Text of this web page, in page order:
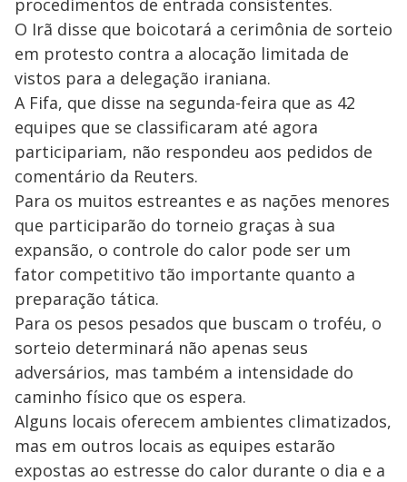
O Irã disse que boicotará a cerimônia de sorteio
em protesto contra a alocação limitada de
vistos para a delegação iraniana.
A Fifa, que disse na segunda-feira que as 42
equipes que se classificaram até agora
participariam, não respondeu aos pedidos de
comentário da Reuters.
Para os muitos estreantes e as nações menores
que participarão do torneio graças à sua
expansão, o controle do calor pode ser um
fator competitivo tão importante quanto a
preparação tática.
Para os pesos pesados que buscam o troféu, o
sorteio determinará não apenas seus
adversários, mas também a intensidade do
caminho físico que os espera.
Alguns locais oferecem ambientes climatizados,
mas em outros locais as equipes estarão
expostas ao estresse do calor durante o dia e a